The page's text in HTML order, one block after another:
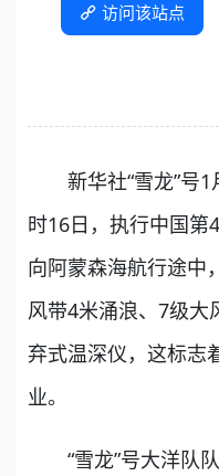
访问该站点
新华社“雪龙”号1
时16日，执行中国第
向阿蒙森海航行途中
风带4米涌浪、7级大
弃式温深仪，这标志
业。
“雪龙”号大洋队队